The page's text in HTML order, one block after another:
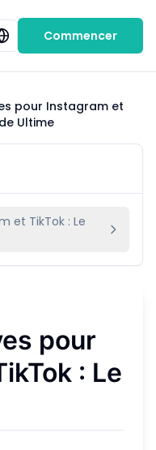
Commencer
pour Instagram et
Ultime
et TikTok : Le
pour
: Le